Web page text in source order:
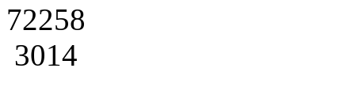
72258
3014